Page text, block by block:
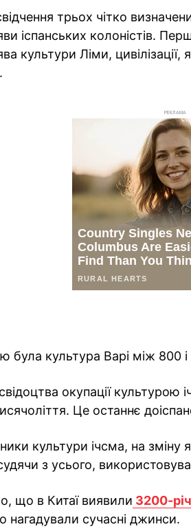
трьох чітко
іспанських колоністів.
культури Ліми, цивілізації,
РЕКЛАМА
була культура Варі між 800
окупації культурою
Це останнє
культури ічсма, на зміну
судячи з усього,
що в Китаї виявили 3200-
нагадували сучасні джинси.